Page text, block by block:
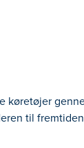
køretøjer
til